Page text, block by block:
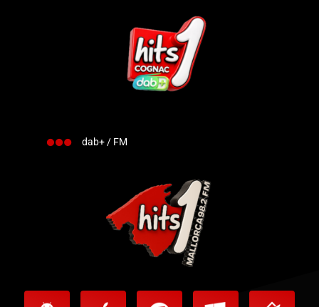
dab+ / FM